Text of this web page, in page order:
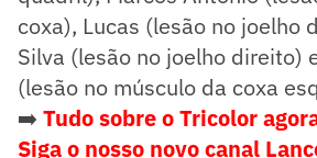
coxa), Lucas (lesão no joelho
Silva (lesão no joelho direito)
(lesão no músculo da coxa
➡️ Tudo sobre o Tricolor
Siga o nosso novo canal